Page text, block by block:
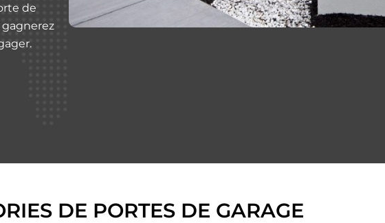
de
gagnerez
DE PORTES DE GARAGE